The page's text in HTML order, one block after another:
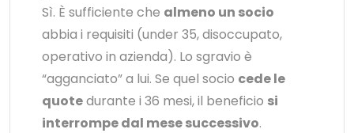
Sì. È sufficiente che almeno un socio
abbia i requisiti (under 35, disoccupato,
operativo in azienda). Lo sgravio è
“agganciato” a lui. Se quel socio cede le
quotedurante i 36 mesi, il beneficio si
interrompe dal mese successivo.